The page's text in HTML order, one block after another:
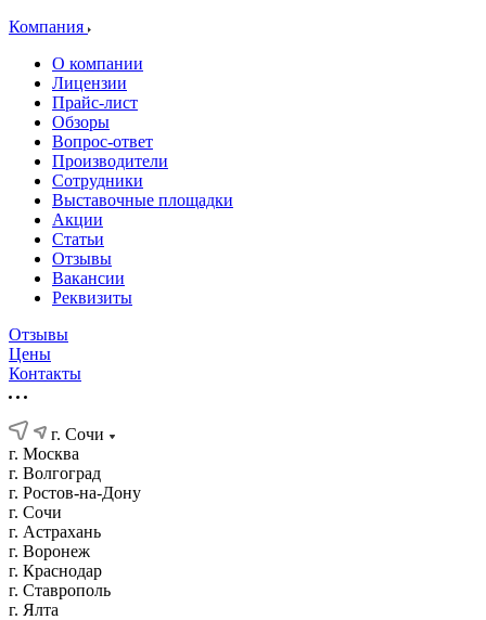
Компания
О компании
Лицензии
Прайс-лист
Обзоры
Вопрос-ответ
Производители
Сотрудники
Выставочные площадки
Акции
Статьи
Отзывы
Вакансии
Реквизиты
Отзывы
Цены
Контакты
г. Сочи
г. Москва
г. Волгоград
г. Ростов-на-Дону
г. Сочи
г. Астрахань
г. Воронеж
г. Краснодар
г. Ставрополь
г. Ялта